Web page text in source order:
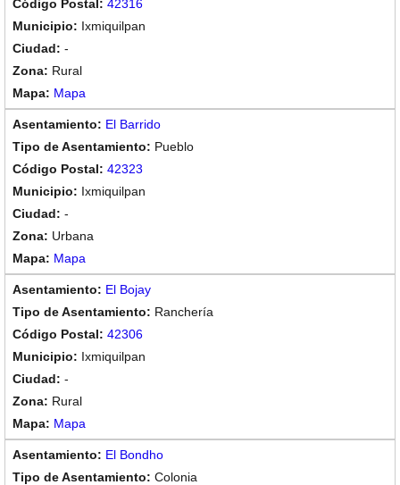
42316
Ixmiquilpan
-
Rural
Mapa
El Barrido
Pueblo
42323
Ixmiquilpan
-
Urbana
Mapa
El Bojay
Ranchería
42306
Ixmiquilpan
-
Rural
Mapa
El Bondho
Colonia